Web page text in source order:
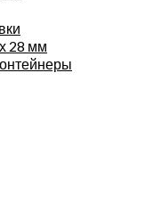
28 мм